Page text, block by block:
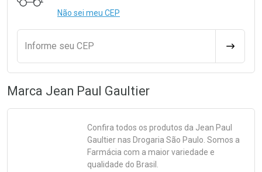
Não sei meu CEP
Informe seu CEP
Marca Jean Paul Gaultier
Confira todos os produtos da Jean Paul
Gaultiernas Drogaria São Paulo. Somos a
Farmácia com a maior variedade e
qualidade do Brasil.